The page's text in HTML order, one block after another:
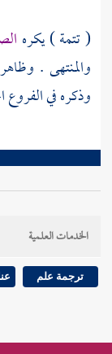
( تتمة ) يكره
والمنتهى .
وذكره في الفروع
الخدمات العلمية
ترجمة علم